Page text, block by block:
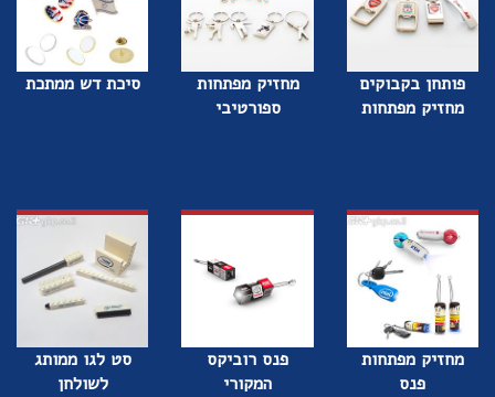
פותחן בקבוקים
מחזיק מפתחות
מחזיק מפתחות
ספורטיבי
סיכת דש ממתכת
מחזיק מפתחות
פנס
פנס רוביקס
המקורי
סט לגו ממותג
לשולחן